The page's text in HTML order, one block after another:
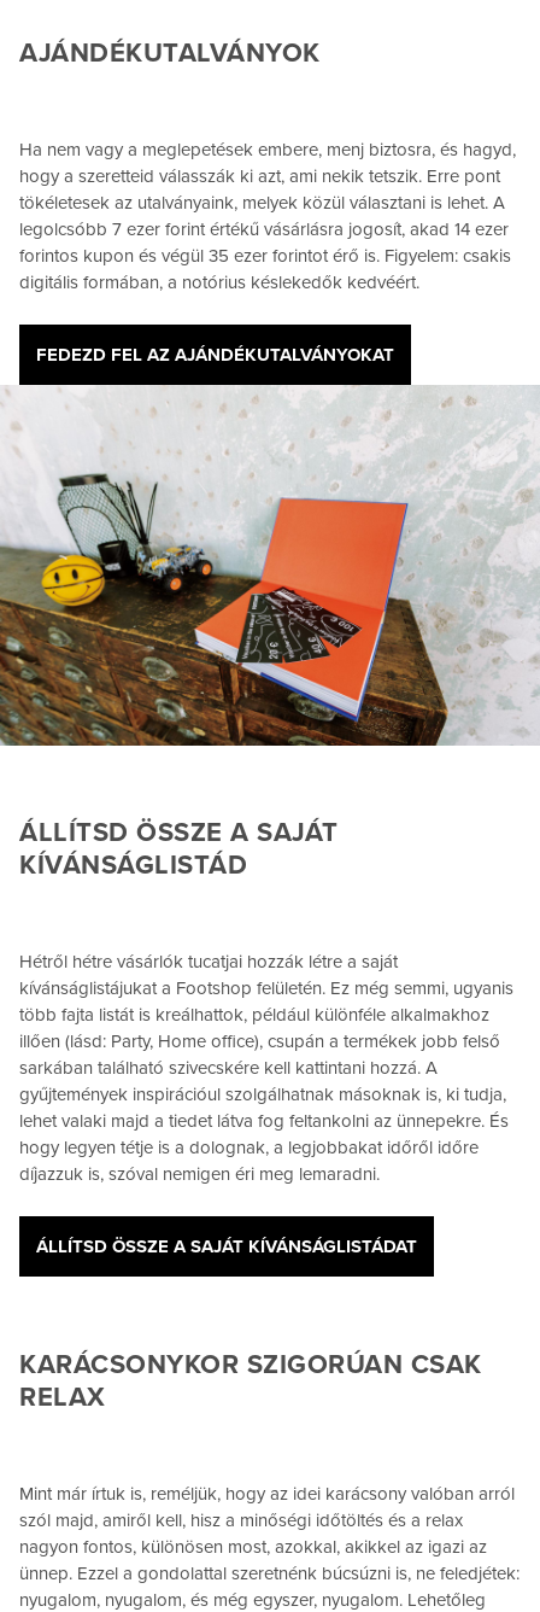
AJÁNDÉKUTALVÁNYOK
Ha nem vagy a meglepetések embere, menj biztosra, és hagyd,
hogy a szeretteid válasszák ki azt, ami nekik tetszik. Erre pont
tökéletesek az utalványaink, melyek közül választani is lehet. A
legolcsóbb 7 ezer forint értékű vásárlásra jogosít, akad 14 ezer
forintos kupon és végül 35 ezer forintot érő is. Figyelem: csakis
digitális formában, a notórius késlekedők kedvéért.
FEDEZD FEL AZ AJÁNDÉKUTALVÁNYOKAT
ÁLLÍTSD ÖSSZE A SAJÁT
KÍVÁNSÁGLISTÁD
Hétről hétre vásárlók tucatjai hozzák létre a saját
kívánságlistájukat a Footshop felületén. Ez még semmi, ugyanis
több fajta listát is kreálhattok, például különféle alkalmakhoz
illően (lásd: Party, Home office), csupán a termékek jobb felső
sarkában található szivecskére kell kattintani hozzá. A
gyűjtemények inspirációul szolgálhatnak másoknak is, ki tudja,
lehet valaki majd a tiedet látva fog feltankolni az ünnepekre. És
hogy legyen tétje is a dolognak, a legjobbakat időről időre
díjazzuk is, szóval nemigen éri meg lemaradni.
ÁLLÍTSD ÖSSZE A SAJÁT KÍVÁNSÁGLISTÁDAT
KARÁCSONYKOR SZIGORÚAN CSAK
RELAX
Mint már írtuk is, reméljük, hogy az idei karácsony valóban arról
szól majd, amiről kell, hisz a minőségi időtöltés és a relax
nagyon fontos, különösen most, azokkal, akikkel az igazi az
ünnep. Ezzel a gondolattal szeretnénk búcsúzni is, ne feledjétek:
nyugalom, nyugalom, és még egyszer, nyugalom. Lehetőleg